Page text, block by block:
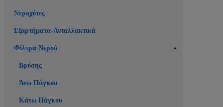
Νεροχύτες
Εξαρτήματα-Ανταλλακτικά
Φίλτρα Νερού
Βρύσης
Άνω Πάγκου
Κάτω Πάγκου